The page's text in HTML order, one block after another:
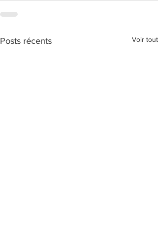
Posts récents Voir tout